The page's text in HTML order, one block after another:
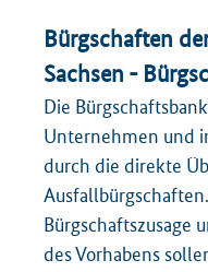
Bürgschaften
Sachsen -
Die
Unternehmen und
durch die direkte
Bürgschaftszusage
des Vorhabens